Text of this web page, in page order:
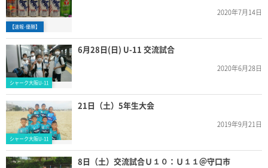
【速報-優勝】
2020年7月14日
シャーク大阪U-11
6月28日(日) U-11 交流試合
2020年6月28日
シャーク大阪U-11
21日（土）5年生大会
2019年9月21日
8日（土）交流試合Ｕ１０：Ｕ１１＠守口市